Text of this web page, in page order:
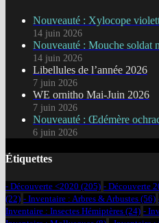
Nouveauté : Xylocope
14 juin 2026
Nouveauté : Mouche soldat
14 juin 2026
Libellules de l’année 2026
7 juin 2026
WE ornitho Mai-Juin 2026
7 juin 2026
Nouveauté : Œdémère
6 juin 2026
Étiquettes
- Découverte <2020 (205) - Découverte
(22) - Inventaire : Arbres & Arbustes (56)
Inventaire : Insectes Hémiptères (24) -